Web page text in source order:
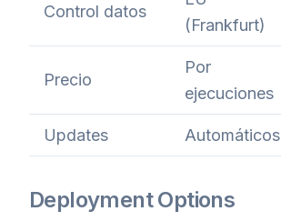
Control datos
(Frankfurt)
Precio
Por
ejecuciones
Updates Automáticos
Deployment Options